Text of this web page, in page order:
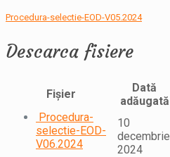
Procedura-selectie-EOD-V05.2024
Descarca fisiere
Fișier
Dată
adăugată
Procedura-
selectie-EOD-
V06.2024
10
decembrie
2024